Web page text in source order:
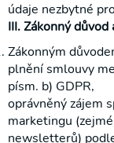
Rehabilitační
přístroje
údaje nezbytné
III. Zákonný
Zákonným
plnění smlouvy
písm. b) GDPR,
oprávněný zájem
marketingu
newsletterů)